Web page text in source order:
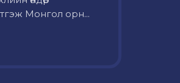
Монгол орн...